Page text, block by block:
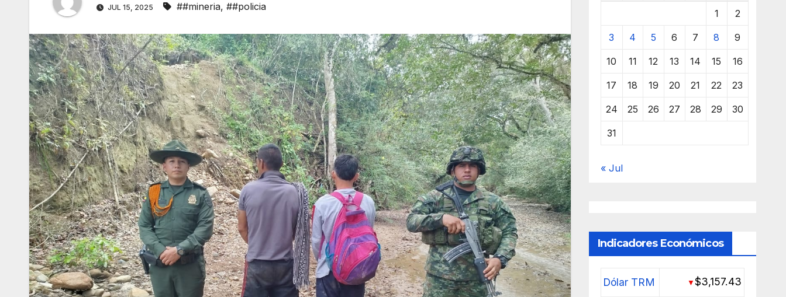
JUL 15, 2025 ##mineria, ##policia
1 2
3 4 5 6 7 8 9
10 11 12 13 14 15 16
17 18 19 20 21 22 23
24 25 26 27 28 29 30
31
« Jul
Indicadores Económicos
Dólar TRM ▼$3,157.43